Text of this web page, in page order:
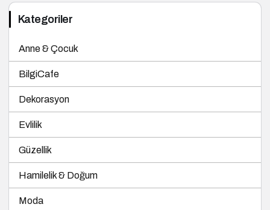
Kategoriler
Anne & Çocuk
BilgiCafe
Dekorasyon
Evlilik
Güzellik
Hamilelik & Doğum
Moda